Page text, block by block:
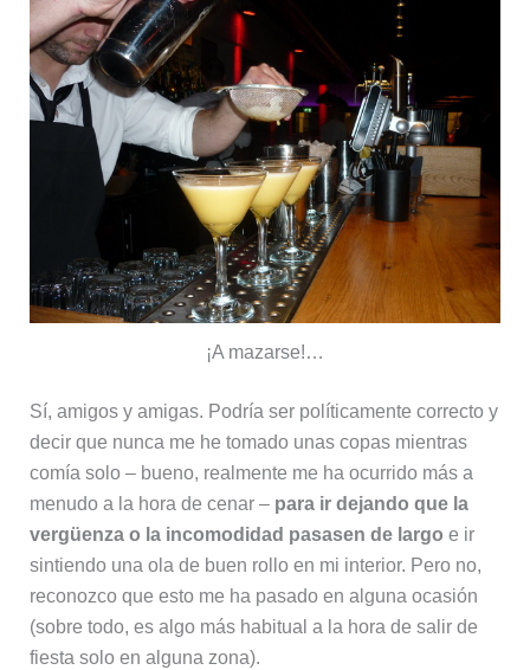
¡A mazarse!…
Sí, amigos y amigas. Podría ser políticamente correcto y
decir que nunca me he tomado unas copas mientras
comía solo – bueno, realmente me ha ocurrido más a
menudo a la hora de cenar –para ir dejando que la
vergüenza o la incomodidad pasasen de largo e ir
sintiendo una ola de buen rollo en mi interior. Pero no,
reconozco que esto me ha pasado en alguna ocasión
(sobre todo, es algo más habitual a la hora de salir de
fiesta solo en alguna zona).